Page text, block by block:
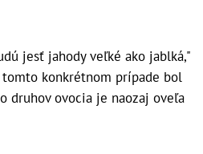
jesť jahody veľké ako jablká,"
tomto konkrétnom prípade bol
druhov ovocia je naozaj oveľa